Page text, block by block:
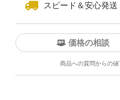
スピード＆安心発送
て
価格の相談
商品への質問からの